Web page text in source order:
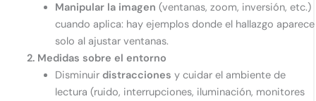
Manipular la imagen (ventanas, zoom, inversión, etc.)
cuando aplica: hay ejemplos donde el hallazgo aparece
solo al ajustar ventanas.
2. Medidas sobre el entorno
Disminuirdistracciones y cuidar el ambiente de
lectura (ruido, interrupciones, iluminación, monitores